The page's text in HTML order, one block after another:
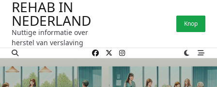
naar
inhoud
REHAB IN
NEDERLAND
Nuttige informatie over
herstel van verslaving
Knop